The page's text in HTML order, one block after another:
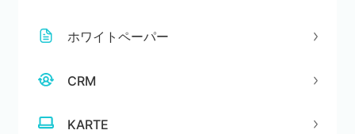
ホワイトペーパー
CRM
KARTE